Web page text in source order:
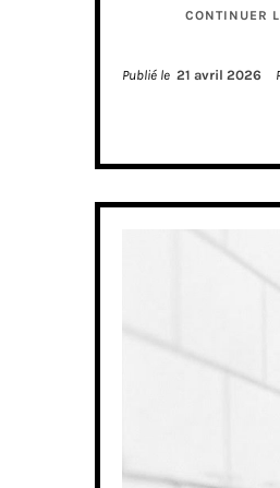
CONTINUER
Publié le 21 avril 2026